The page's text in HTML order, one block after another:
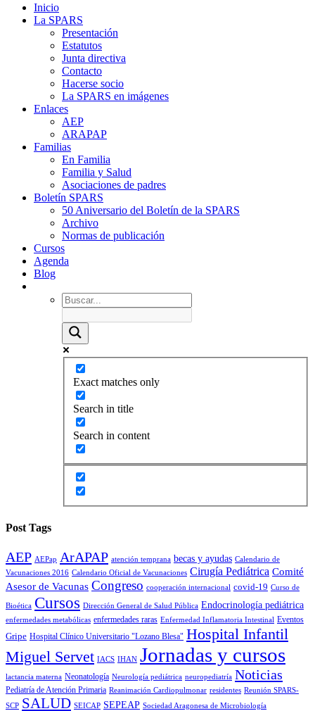
Inicio
La SPARS
Presentación
Estatutos
Junta directiva
Contacto
Hacerse socio
La SPARS en imágenes
Enlaces
AEP
ARAPAP
Familias
En Familia
Familia y Salud
Asociaciones de padres
Boletín SPARS
50 Aniversario del Boletín de la SPARS
Archivo
Normas de publicación
Cursos
Agenda
Blog
Exact matches only
Search in title
Search in content
Post Tags
AEP AEPap ArAPAP atención temprana becas y ayudas Calendario de
Vacunaciones 2016 Calendario Oficial de Vacunaciones Cirugía Pediátrica Comité
Asesor de Vacunas Congreso cooperación internacional covid-19 Curso de
Bioética Cursos Dirección General de Salud Pública Endocrinología pediátrica
enfermedades metabólicas enfermedades raras Enfermedad Inflamatoria Intestinal Eventos
Gripe Hospital Clínico Universitario "Lozano Blesa" Hospital Infantil
Miguel Servet IACS IHAN Jornadas y cursos
lactancia materna Neonatología Neurología pediátrica neuropediatría Noticias
Pediatría de Atención Primaria Reanimación Cardiopulmonar residentes Reunión SPARS-
SCP SALUD SEICAP SEPEAP Sociedad Aragonesa de Microbiología